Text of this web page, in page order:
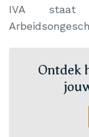
IVA staat
Ontdek